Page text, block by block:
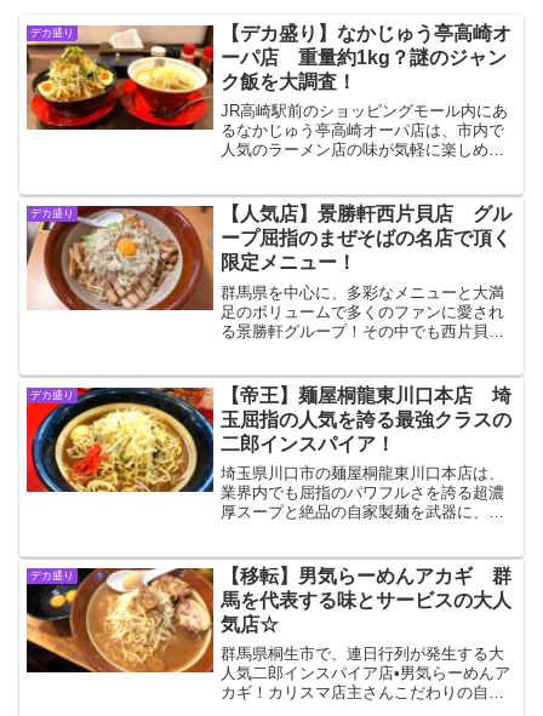
デカ盛り
【デカ盛り】なかじゅう亭高崎オ
ーパ店 重量約1kg？謎のジャン
ク飯を大調査！
JR高崎駅前のショッピングモール内にあ
るなかじゅう亭高崎オーパ店は、市内で
人気のラーメン店の味が気軽に楽しめる
ーミングの気になるメニューがあったの
で調査して来ました☆
デカ盛り
【人気店】景勝軒西片貝店 グル
ープ屈指のまぜそばの名店で頂く
限定メニュー！
群馬県を中心に、多彩なメニューと大満
足のボリュームで多くのファンに愛され
る景勝軒グループ！その中でも西片貝店
問☆麺増し対応可能とのことで、すり鉢
で頂いてきました！
デカ盛り
【帝王】麺屋桐龍東川口本店 埼
玉屈指の人気を誇る最強クラスの
二郎インスパイア！
埼玉県川口市の麺屋桐龍東川口本店は、
業界内でも屈指のパワフルさを誇る超濃
厚スープと絶品の自家製麺を武器に、県
ン店です☆このほど8周年を迎え、益々パ
ワーアップしていきそうですね！
デカ盛り
【移転】男気らーめんアカギ 群
馬を代表する味とサービスの大人
気店☆
群馬県桐生市で、連日行列が発生する大
人気二郎インスパイア店•男気らーめんア
カギ！カリスマ店主さんこだわりの自家